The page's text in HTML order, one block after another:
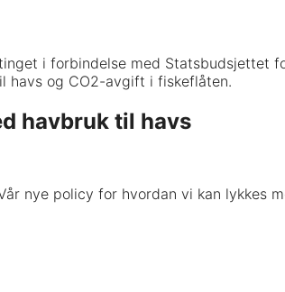
i forbindelse med Statsbudsjettet
havs og CO2-avgift i fiskeflåten.
havbruk til havs
nye policy for hvordan vi kan lykkes